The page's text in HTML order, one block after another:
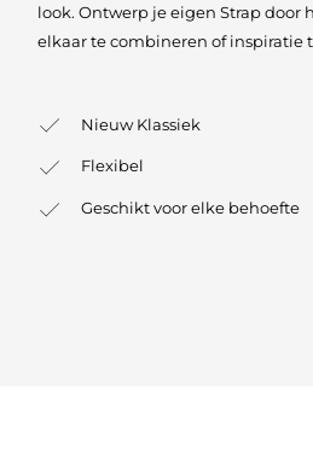
look. Ontwerp je eigen Strap
elkaar te combineren of inspiratie
Nieuw Klassiek
Flexibel
Geschikt voor elke behoefte